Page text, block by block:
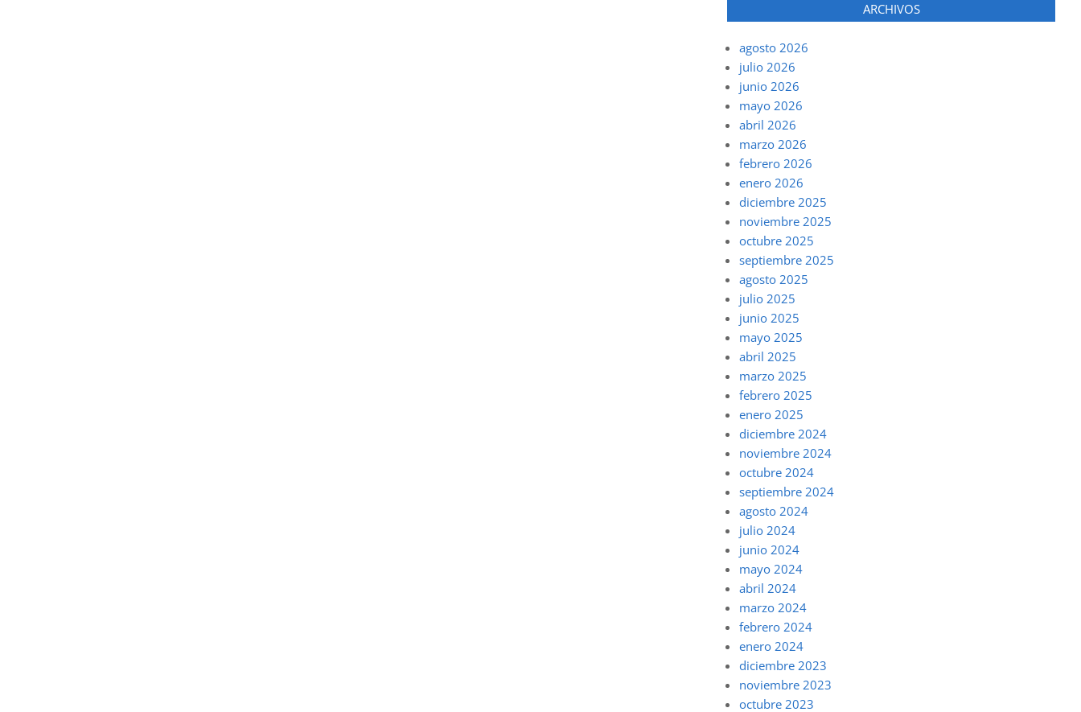
ARCHIVOS
agosto 2026
julio 2026
junio 2026
mayo 2026
abril 2026
marzo 2026
febrero 2026
enero 2026
diciembre 2025
noviembre 2025
octubre 2025
septiembre 2025
agosto 2025
julio 2025
junio 2025
mayo 2025
abril 2025
marzo 2025
febrero 2025
enero 2025
diciembre 2024
noviembre 2024
octubre 2024
septiembre 2024
agosto 2024
julio 2024
junio 2024
mayo 2024
abril 2024
marzo 2024
febrero 2024
enero 2024
diciembre 2023
noviembre 2023
octubre 2023